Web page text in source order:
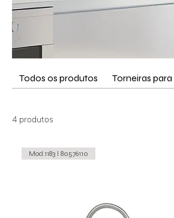
Todos os produtos Torneiras
4 produtos
Mod.1183 I 80576110